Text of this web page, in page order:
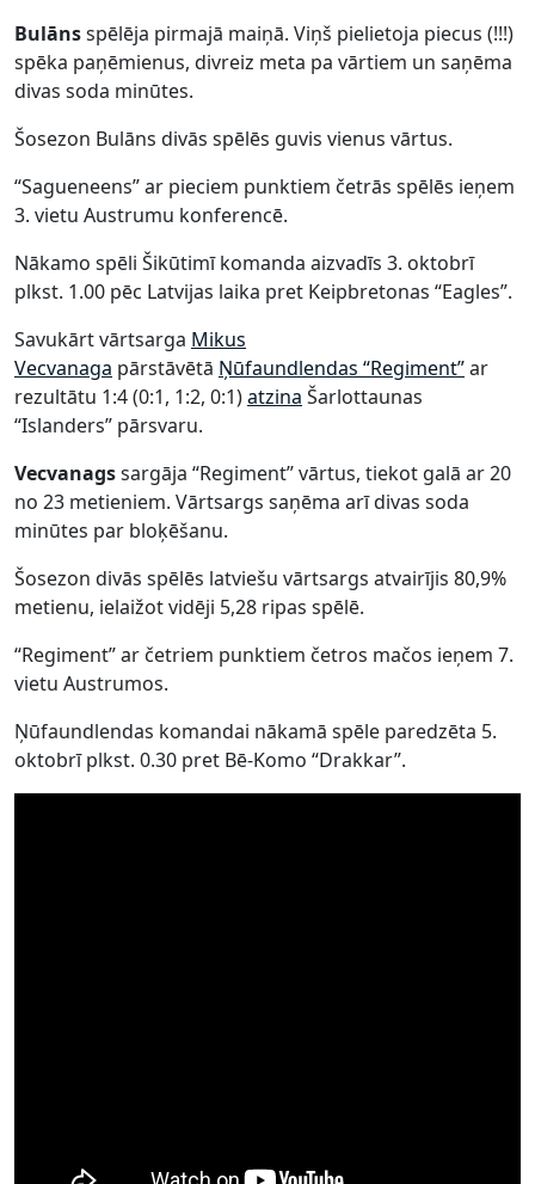
Bulānsspēlēja pirmajā maiņā. Viņš pielietoja piecus (!!!)
spēka paņēmienus, divreiz meta pa vārtiem un saņēma
divas soda minūtes.
Šosezon Bulāns divās spēlēs guvis vienus vārtus.
“Sagueneens” ar pieciem punktiem četrās spēlēs ieņem
3. vietu Austrumu konferencē.
Nākamo spēli Šikūtimī komanda aizvadīs 3. oktobrī
plkst. 1.00 pēc Latvijas laika pret Keipbretonas “Eagles”.
Savukārt vārtsarga Mikus
Vecvanaga pārstāvētā Ņūfaundlendas “Regiment”ar
rezultātu 1:4 (0:1, 1:2, 0:1)atzina Šarlottaunas
“Islanders” pārsvaru.
Vecvanagssargāja “Regiment” vārtus, tiekot galā ar 20
no 23 metieniem. Vārtsargs saņēma arī divas soda
minūtes par bloķēšanu.
Šosezon divās spēlēs latviešu vārtsargs atvairījis 80,9%
metienu, ielaižot vidēji 5,28 ripas spēlē.
“Regiment” ar četriem punktiem četros mačos ieņem 7.
vietu Austrumos.
Ņūfaundlendas komandai nākamā spēle paredzēta 5.
oktobrī plkst. 0.30 pret Bē-Komo “Drakkar”.